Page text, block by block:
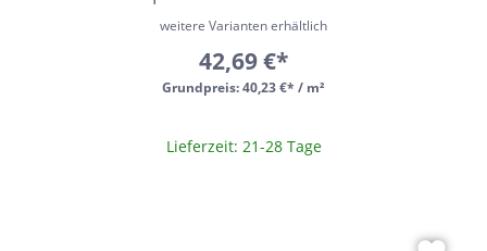
rektifiziert
Grundpreis:40,23 €* / m²
weitere Varianten erhältlich
42,69 €*
Lieferzeit: 21-28 Tage